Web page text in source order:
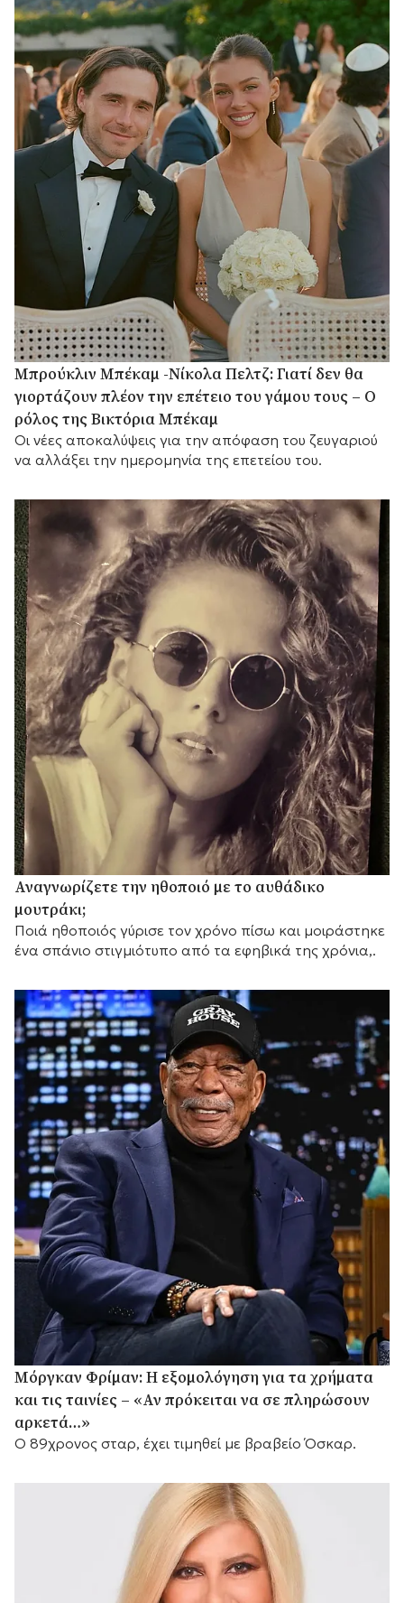
Μπρούκλιν Μπέκαμ -Νίκολα Πελτζ: Γιατί δεν θα
γιορτάζουν πλέον την επέτειο του γάμου τους – Ο
ρόλος της Βικτόρια Μπέκαμ
Οι νέες αποκαλύψεις για την απόφαση του ζευγαριού
να αλλάξει την ημερομηνία της επετείου του.
Αναγνωρίζετε την ηθοποιό με το αυθάδικο
μουτράκι;
Ποιά ηθοποιός γύρισε τον χρόνο πίσω και μοιράστηκε
ένα σπάνιο στιγμιότυπο από τα εφηβικά της χρόνια,.
Μόργκαν Φρίμαν: Η εξομολόγηση για τα χρήματα
και τις ταινίες – «Αν πρόκειται να σε πληρώσουν
αρκετά…»
Ο 89χρονος σταρ, έχει τιμηθεί με βραβείο Όσκαρ.